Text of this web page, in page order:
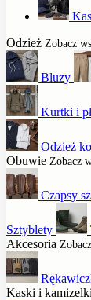
Odzież Zobacz
Bluzy
Kurtki i
Odzież
Obuwie Zobacz
Czapsy
Sztyblety
Akcesoria
Kaski i